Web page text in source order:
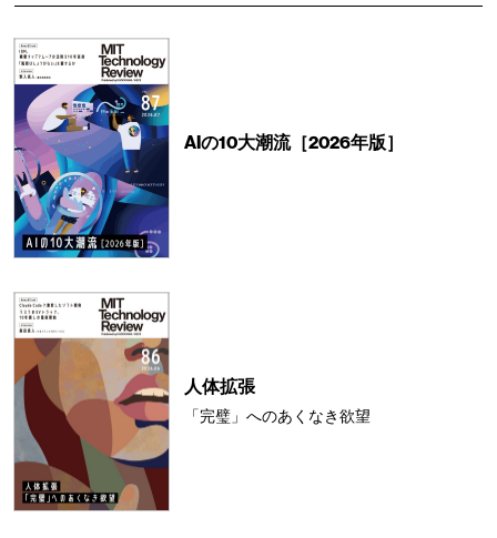
AIの10大潮流［2026年版］
人体拡張
「完璧」へのあくなき欲望